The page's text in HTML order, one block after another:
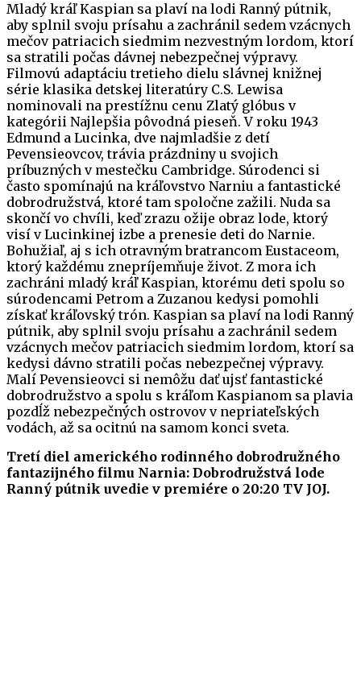
Mladý kráľ Kaspian sa plaví na lodi Ranný pútnik,
aby splnil svoju prísahu a zachránil sedem vzácnych
mečov patriacich siedmim nezvestným lordom, ktorí
sa stratili počas dávnej nebezpečnej výpravy.
Filmovú adaptáciu tretieho dielu slávnej knižnej
série klasika detskej literatúry C.S. Lewisa
nominovali na prestížnu cenu Zlatý glóbus v
kategórii Najlepšia pôvodná pieseň. V roku 1943
Edmund a Lucinka, dve najmladšie z detí
Pevensieovcov, trávia prázdniny u svojich
príbuzných v mestečku Cambridge. Súrodenci si
často spomínajú na kráľovstvo Narniu a fantastické
dobrodružstvá, ktoré tam spoločne zažili. Nuda sa
skončí vo chvíli, keď zrazu ožije obraz lode, ktorý
visí v Lucinkinej izbe a prenesie deti do Narnie.
Bohužiaľ, aj s ich otravným bratrancom Eustaceom,
ktorý každému znepríjemňuje život. Z mora ich
zachráni mladý kráľ Kaspian, ktorému deti spolu so
súrodencami Petrom a Zuzanou kedysi pomohli
získať kráľovský trón. Kaspian sa plaví na lodi Ranný
pútnik, aby splnil svoju prísahu a zachránil sedem
vzácnych mečov patriacich siedmim lordom, ktorí sa
kedysi dávno stratili počas nebezpečnej výpravy.
Malí Pevensieovci si nemôžu dať ujsť fantastické
dobrodružstvo a spolu s kráľom Kaspianom sa plavia
pozdĺž nebezpečných ostrovov v nepriateľských
vodách, až sa ocitnú na samom konci sveta.
Tretí diel amerického rodinného dobrodružného
fantazijného filmu Narnia: Dobrodružstvá lode
Ranný pútnik uvedie v premiére o 20:20 TV JOJ.